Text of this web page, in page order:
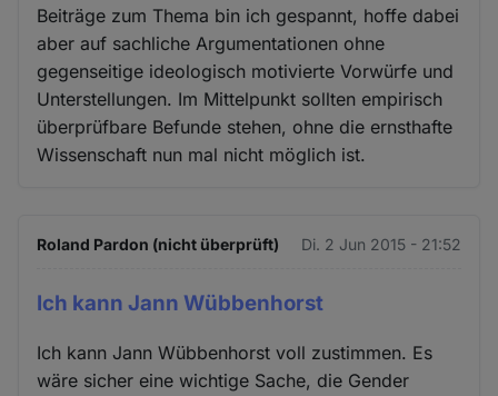
Beiträge zum Thema bin ich gespannt, hoffe dabei
aber auf sachliche Argumentationen ohne
gegenseitige ideologisch motivierte Vorwürfe und
Unterstellungen. Im Mittelpunkt sollten empirisch
überprüfbare Befunde stehen, ohne die ernsthafte
Wissenschaft nun mal nicht möglich ist.
Roland Pardon (nicht überprüft) Di. 2 Jun 2015 - 21:52
Ich kann Jann Wübbenhorst
Ich kann Jann Wübbenhorst voll zustimmen. Es
wäre sicher eine wichtige Sache, die Gender